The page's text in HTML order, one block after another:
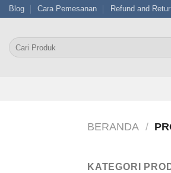
Skip
content
Blog Cara Pemesanan Refund and
Pencarian
untuk:
BERANDA /
KATEGORI